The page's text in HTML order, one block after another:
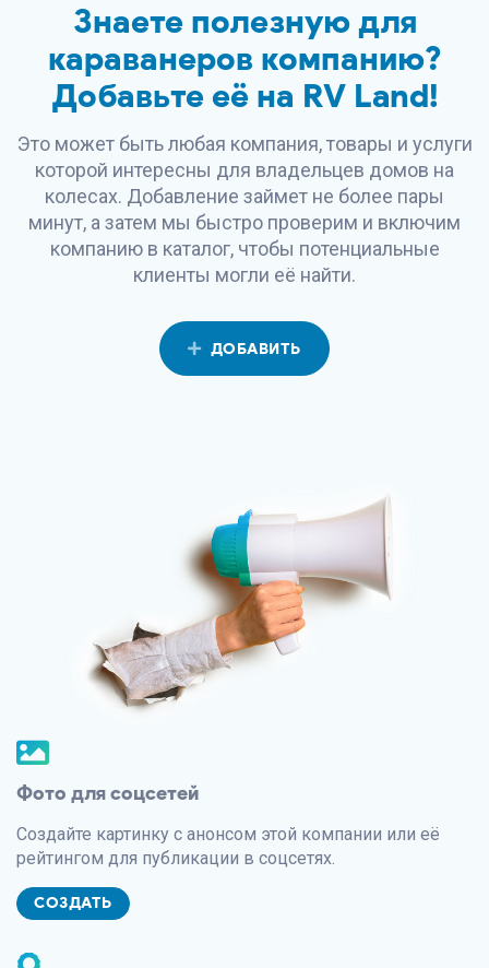
Знаете полезную для
караванеров компанию?
Добавьте её на RV Land!
Это может быть любая компания, товары и услуги
которой интересны для владельцев домов на
колесах. Добавление займет не более пары
минут, а затем мы быстро проверим и включим
компанию в каталог, чтобы потенциальные
клиенты могли её найти.
ДОБАВИТЬ
Фото для соцсетей
Создайте картинку с анонсом этой компании или её
рейтингом для публикации в соцсетях.
СОЗДАТЬ